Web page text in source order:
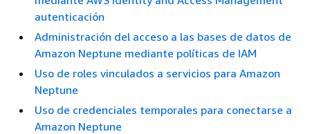
autenticación
Administración del acceso a las bases de datos de
Amazon Neptune mediante políticas de IAM
Uso de roles vinculados a servicios para Amazon
Neptune
Uso de credenciales temporales para conectarse a
Amazon Neptune